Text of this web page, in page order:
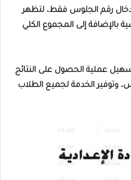
رقم الجلوس فقط، لتظهر
بالإضافة إلى المجموع الكلي
عملية الحصول على النتائج
وتوفير الخدمة لجميع الطلاب